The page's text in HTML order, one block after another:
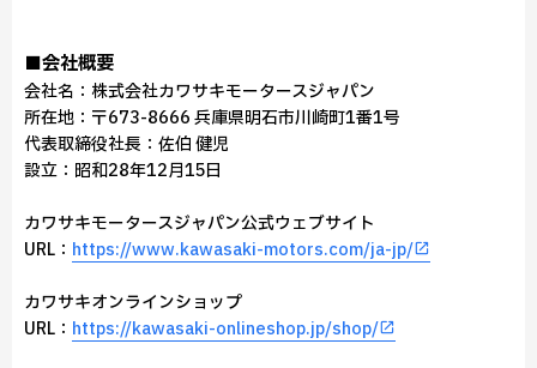
■会社概要
会社名：株式会社カワサキモータースジャパン
所在地：〒673-8666 兵庫県明石市川崎町1番1号
代表取締役社長：佐伯 健児
設立：昭和28年12月15日
カワサキモータースジャパン公式ウェブサイト
URL： https://www.kawasaki-motors.com/ja-jp/
カワサキオンラインショップ
URL： https://kawasaki-onlineshop.jp/shop/